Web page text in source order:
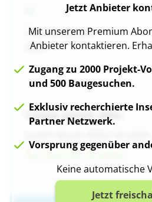
Lorem ipsum dolo
Nummer Anzeigen
Jetzt Anbieter
Mit unserem Premium
Anbieter kontaktieren.
Zugang zu 2000 Projekt-
und 500 Baugesuchen.
Exklusiv recherchierte
Partner Netzwerk.
Vorsprung gegenüber
Keine automatische
Jetzt